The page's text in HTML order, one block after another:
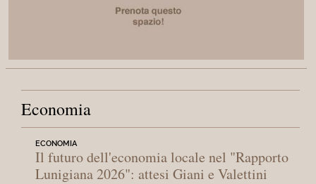
Economia
ECONOMIA
Il futuro dell'economia locale nel "Rapporto
Lunigiana 2026": attesi Giani e Valettini